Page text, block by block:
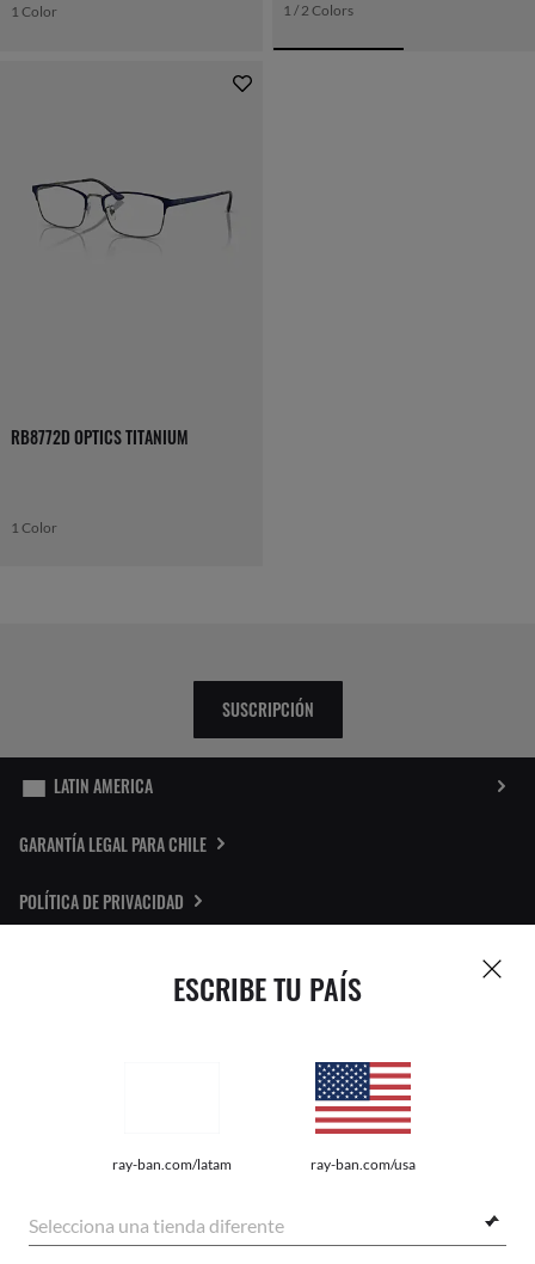
ESCRIBE TU PAÍS
ray-ban.com/latam ray-ban.com/usa
Selecciona una tienda diferente
1 Color 1 / 2 Colors
RB8772D OPTICS TITANIUM
1 Color
SUSCRIPCIÓN
GARANTÍA LEGAL PARA CHILE
POLÍTICA DE PRIVACIDAD
qualities or characteristics of the products depicted herein could be inferred
©2026 Luxottica Group S.p.A. - All Rights Reserved